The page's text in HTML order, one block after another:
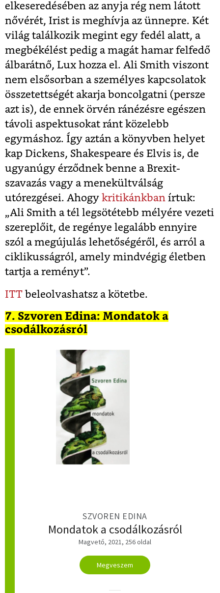
elkeseredésében az anyja rég nem látott
nővérét, Irist is meghívja az ünnepre. Két
világ találkozik megint egy fedél alatt, a
megbékélést pedig a magát hamar felfedő
álbarátnő, Lux hozza el. Ali Smith viszont
nem elsősorban a személyes kapcsolatok
összetettségét akarja boncolgatni (persze
azt is), de ennek örvén ránézésre egészen
távoli aspektusokat ránt közelebb
egymáshoz. Így aztán a könyvben helyet
kap Dickens, Shakespeare és Elvis is, de
ugyanúgy érződnek benne a Brexit-
szavazás vagy a menekültválság
utórezgései. Ahogy kritikánkban írtuk:
„Ali Smith a tél legsötétebb mélyére vezeti
szereplőit, de regénye legalább ennyire
szól a megújulás lehetőségéről, és arról a
ciklikusságról, amely mindvégig életben
tartja a reményt”.
ITT beleolvashatsz a kötetbe.
7. Szvoren Edina: Mondatok a
csodálkozásról
SZVOREN EDINA
Mondatok a csodálkozásról
Magvető, 2021, 256 oldal
Megveszem